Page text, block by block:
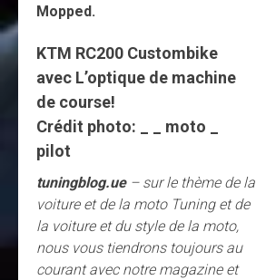
Mopped.
KTM RC200 Custombike
avec L’optique de machine
de course!
Crédit photo: _ _ moto _
pilot
tuningblog.ue– sur le thème de la
voiture et de la moto Tuning et de
la voiture et du style de la moto,
nous vous tiendrons toujours au
courant avec notre magazine et